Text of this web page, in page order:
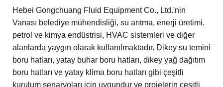
Hebei Gongchuang Fluid Equipment Co., Ltd.'nin
Vanası belediye mühendisliği, su arıtma, enerji üretimi,
petrol ve kimya endüstrisi, HVAC sistemleri ve diğer
alanlarda yaygın olarak kullanılmaktadır. Dikey su temini
boru hatları, yatay buhar boru hatları, dikey yağ dağıtım
boru hatları ve yatay klima boru hatları gibi çeşitli
kurulum senaryoları için uygundur ve projelerin çeşitli